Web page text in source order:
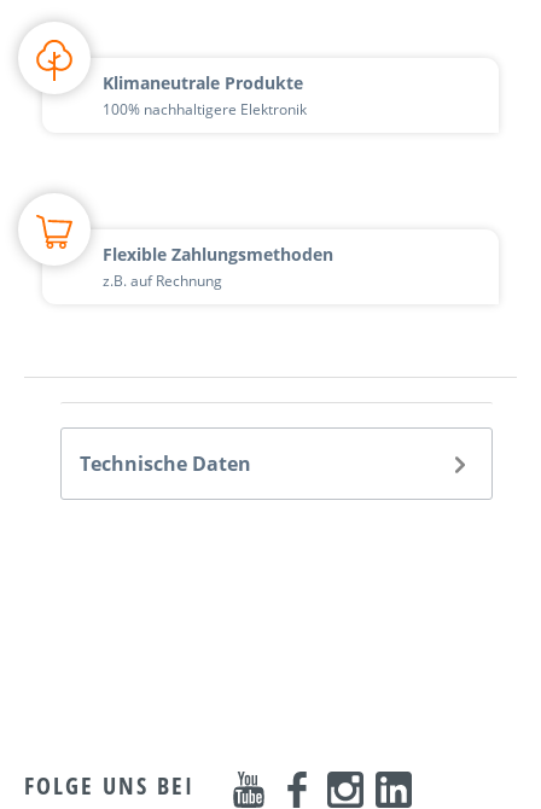
Klimaneutrale Produkte
100% nachhaltigere Elektronik
Flexible Zahlungsmethoden
z.B. auf Rechnung
Technische Daten
FOLGE UNS BEI